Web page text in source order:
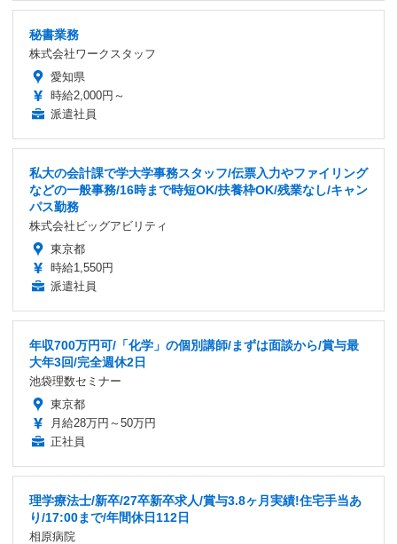
秘書業務
株式会社ワークスタッフ
愛知県
時給2,000円～
派遣社員
私大の会計課で学大学事務スタッフ/伝票入力やファイリング
などの一般事務/16時まで時短OK/扶養枠OK/残業なし/キャン
パス勤務
株式会社ビッグアビリティ
東京都
時給1,550円
派遣社員
年収700万円可/「化学」の個別講師/まずは面談から/賞与最
大年3回/完全週休2日
池袋理数セミナー
東京都
月給28万円～50万円
正社員
理学療法士/新卒/27卒新卒求人/賞与3.8ヶ月実績!住宅手当あ
り/17:00まで/年間休日112日
相原病院